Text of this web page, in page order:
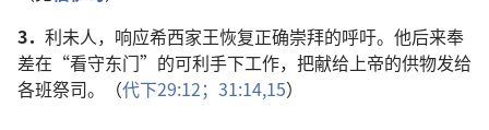
3． 利未人，响应希西家王恢复正确崇拜的呼吁。他后来奉
差在“看守东门”的可利手下工作，把献给上帝的供物发给
各班祭司。（代下29:12； 31:14,15）